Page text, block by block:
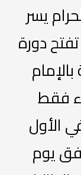
يسر
تفتح دورة
فقط
الأول
يوم